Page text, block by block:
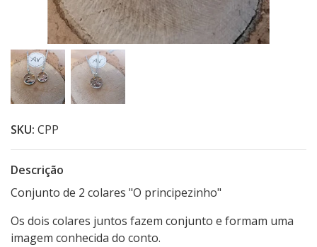
SKU: CPP
Descrição
Conjunto de 2 colares "O principezinho"
Os dois colares juntos fazem conjunto e formam uma
imagem conhecida do conto.